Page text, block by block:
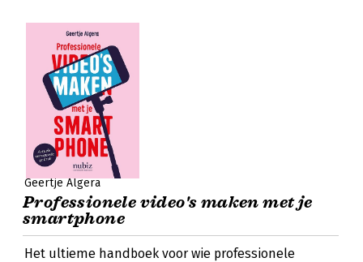
Geertje Algera
Professionele video's maken met je
smartphone
Het ultieme handboek voor wie professionele